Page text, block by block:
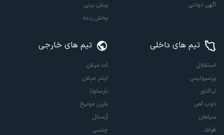
آگهی دولتی
پیش بینی
پخش زنده
تیم های داخلی
استقلال
پرسپولیس
تراکتور
ذوب آهن
سپاهان
فولاد
تیم های خارجی
آث میلان
اینتر میلان
بارسلونا
بایرن مونیخ
آرسنال
چلسی